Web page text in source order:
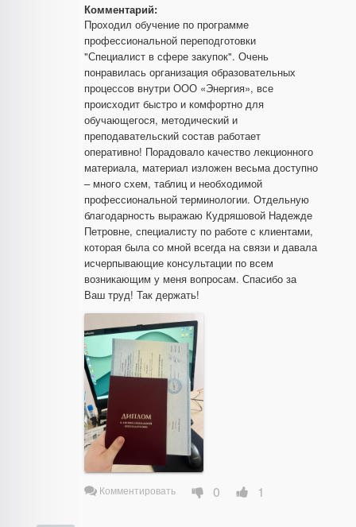
Комментарий:
Проходил обучение по программе
профессиональной переподготовки
"Специалист в сфере закупок". Очень
понравилась организация образовательных
процессов внутри ООО «Энергия», все
происходит быстро и комфортно для
обучающегося, методический и
преподавательский состав работает
оперативно! Порадовало качество лекционного
материала, материал изложен весьма доступно
– много схем, таблиц и необходимой
профессиональной терминологии. Отдельную
благодарность выражаю Кудряшовой Надежде
Петровне, специалисту по работе с клиентами,
которая была со мной всегда на связи и давала
исчерпывающие консультации по всем
возникающим у меня вопросам. Спасибо за
Ваш труд! Так держать!
Комментировать 0 1